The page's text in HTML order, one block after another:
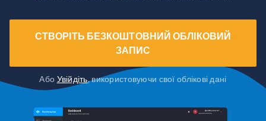
СТВОРІТЬ БЕЗКОШТОВНИЙ ОБЛІКОВИЙ
ЗАПИС
Або Увійдіть, використовуючи свої облікові дані